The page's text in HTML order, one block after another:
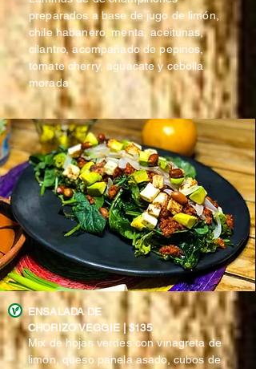
preparados a base de jugo de limón,
chile habanero, menta, aceitunas,
cilantro, acompañado de pepinos,
tomate cherry, aguacate y cebolla
morada.
ENSALADA DE
CHORIZO VEGGIE | $135
Mix de hojas verdes con vinagreta de
limón, queso panela asado, cubos de